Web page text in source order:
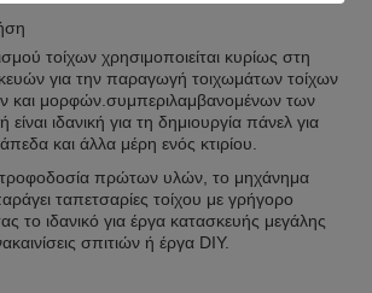
τοίχων χρησιμοποιείται κυρίως στη
για την παραγωγή τοιχωμάτων τοίχων
και μορφών.συμπεριλαμβανομένων των
ιδανική για τη δημιουργία πάνελ για
και άλλα μέρη ενός κτιρίου.
πρώτων υλών, το μηχάνημα
ταπετσαρίες τοίχου με γρήγορο
το ιδανικό για έργα κατασκευής μεγάλης
σπιτιών ή έργα DIY.